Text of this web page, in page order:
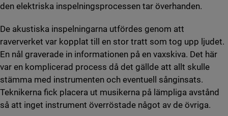
den elektriska inspelningsprocessen tar överhanden.
De akustiska inspelningarna utfördes genom att
raververket var kopplat till en stor tratt som tog upp ljudet.
En nål graverade in informationen på en vaxskiva. Det här
var en komplicerad process då det gällde att allt skulle
stämma med instrumenten och eventuell sånginsats.
Teknikerna fick placera ut musikerna på lämpliga avstånd
så att inget instrument överröstade något av de övriga.